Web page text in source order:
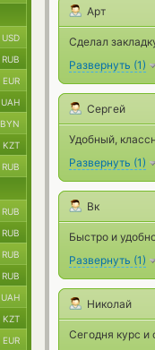
Арт
Сделал
Развернуть (1)
Сергей
Удобный,
Развернуть (1)
Вк
Быстро и
Развернуть (1)
Николай
Сегодня курс
USD
RUB
EUR
UAH
BYN
KZT
RUB
RUB
RUB
RUB
RUB
UAH
KZT
EUR